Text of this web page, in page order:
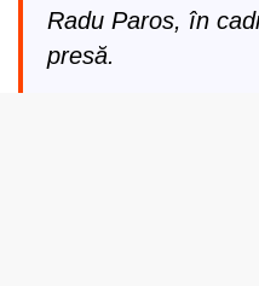
Radu Paros, în
presă.